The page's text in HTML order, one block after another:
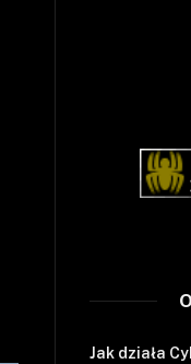
Jak działa